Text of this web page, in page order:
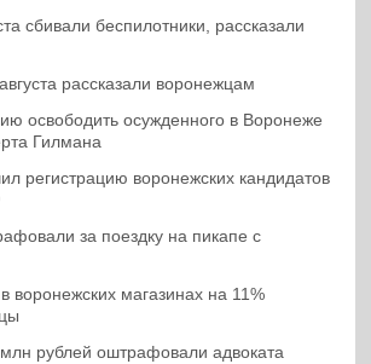
сбивали беспилотники, рассказали
рассказали воронежцам
освободить осужденного в Воронеже
Гилмана
регистрацию воронежских кандидатов
за поездку на пикапе с
воронежских магазинах на 11%
рублей оштрафовали адвоката